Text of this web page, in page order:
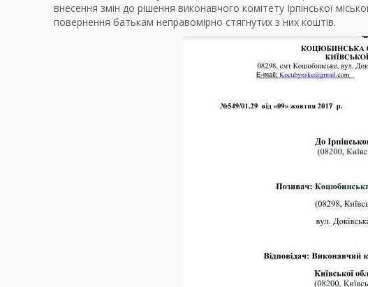
внесення змін до рішення виконавчого комітету Ірпінської
повернення батькам неправомірно стягнутих з них коштів.